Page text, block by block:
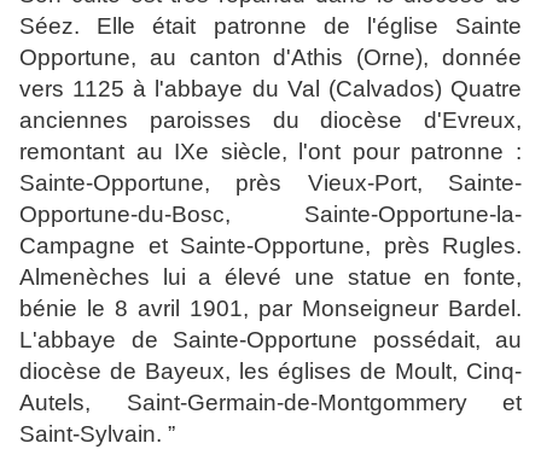
Séez. Elle était patronne de l'église Sainte
Opportune, au canton d'Athis (Orne), donnée
vers 1125 à l'abbaye du Val (Calvados) Quatre
anciennes paroisses du diocèse d'Evreux,
remontant au IXe siècle, l'ont pour patronne :
Sainte-Opportune, près Vieux-Port, Sainte-
Opportune-du-Bosc, Sainte-Opportune-la-
Campagne et Sainte-Opportune, près Rugles.
Almenèches lui a élevé une statue en fonte,
bénie le 8 avril 1901, par Monseigneur Bardel.
L'abbaye de Sainte-Opportune possédait, au
diocèse de Bayeux, les églises de Moult, Cinq-
Autels, Saint-Germain-de-Montgommery et
Saint-Sylvain. ”